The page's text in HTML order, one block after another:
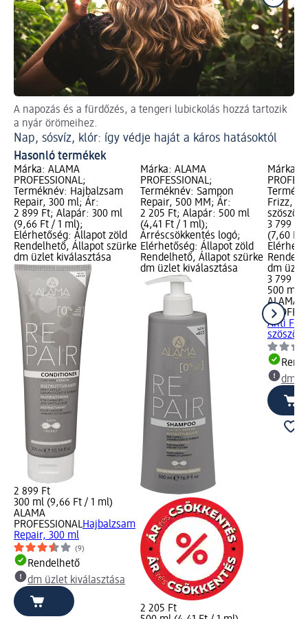
A napozás és a fürdőzés, a tengeri lubickolás hozzá tartozik
a nyár örömeihez.
Nap, sósvíz, klór: így védje haját a káros hatásoktól
Hasonló termékek
Márka: ALAMA
PROFESSIONAL;
Terméknév: Hajbalzsam
Repair, 300 ml; Ár:
2 899 Ft; Alapár: 300 ml
(9,66 Ft / 1 ml);
Elérhetőség: Állapot zöld
Rendelhető, Állapot szürke
dm üzlet kiválasztása
2 899 Ft
300 ml (9,66 Ft / 1 ml)
ALAMA
PROFESSIONALHajbalzsam
Repair, 300 ml
(9)
Rendelhető
dm üzlet kiválasztása
Márka: ALAMA
PROFESSIONAL;
Terméknév: Sampon
Repair, 500 MM; Ár:
2 205 Ft; Alapár: 500 ml
(4,41 Ft / 1 ml);
Árréscsökkentés logó;
Elérhetőség: Állapot zöld
Rendelhető, Állapot szürke
dm üzlet kiválasztása
2 205 Ft
Márka:
Frizz,
szöszös
3 799
(7,60 Ft
dm
3 799 Ft
500 ml
ALAMA
Anti
szöszös
dm